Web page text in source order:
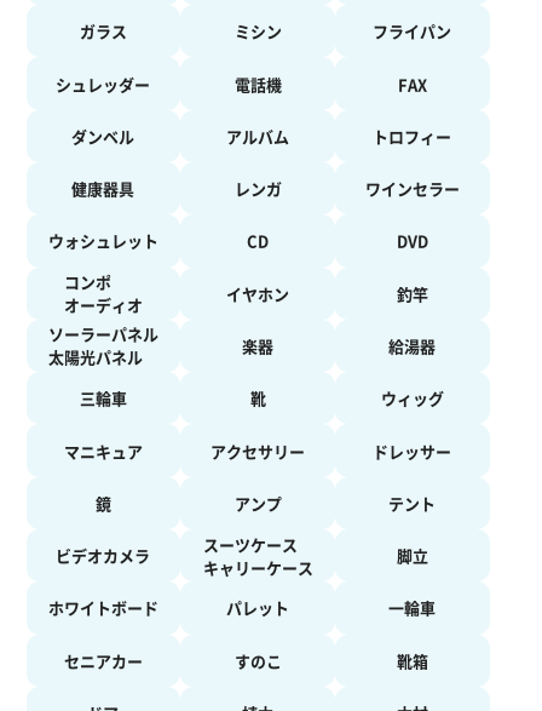
ガラス ミシン フライパン
シュレッダー 電話機 FAX
ダンベル アルバム トロフィー
健康器具 レンガ ワインセラー
ウォシュレット CD
DVD
コンポ
オーディオ
イヤホン
釣竿
ソーラーパネル
太陽光パネル
楽器 給湯器
三輪車 靴 ウィッグ
マニキュア アクセサリー ドレッサー
鏡 アンプ テント
ビデオカメラ
スーツケース
キャリーケース
脚立
ホワイトボード パレット 一輪車
セニアカー すのこ 靴箱